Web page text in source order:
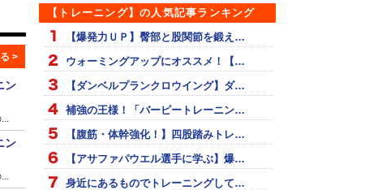
ン
ン
【トレーニング】の人気記事ランキング
【爆発力ＵＰ】臀部と股関節を鍛え…
ウォーミングアップにオススメ！【…
【ダンベルプランクロウイング】ダ…
補強の王様！「バーピートレーニン…
【腹筋・体幹強化！】四股踏みトレ…
【アサファパウエル選手に学ぶ】爆…
身近にあるものでトレーニングして…